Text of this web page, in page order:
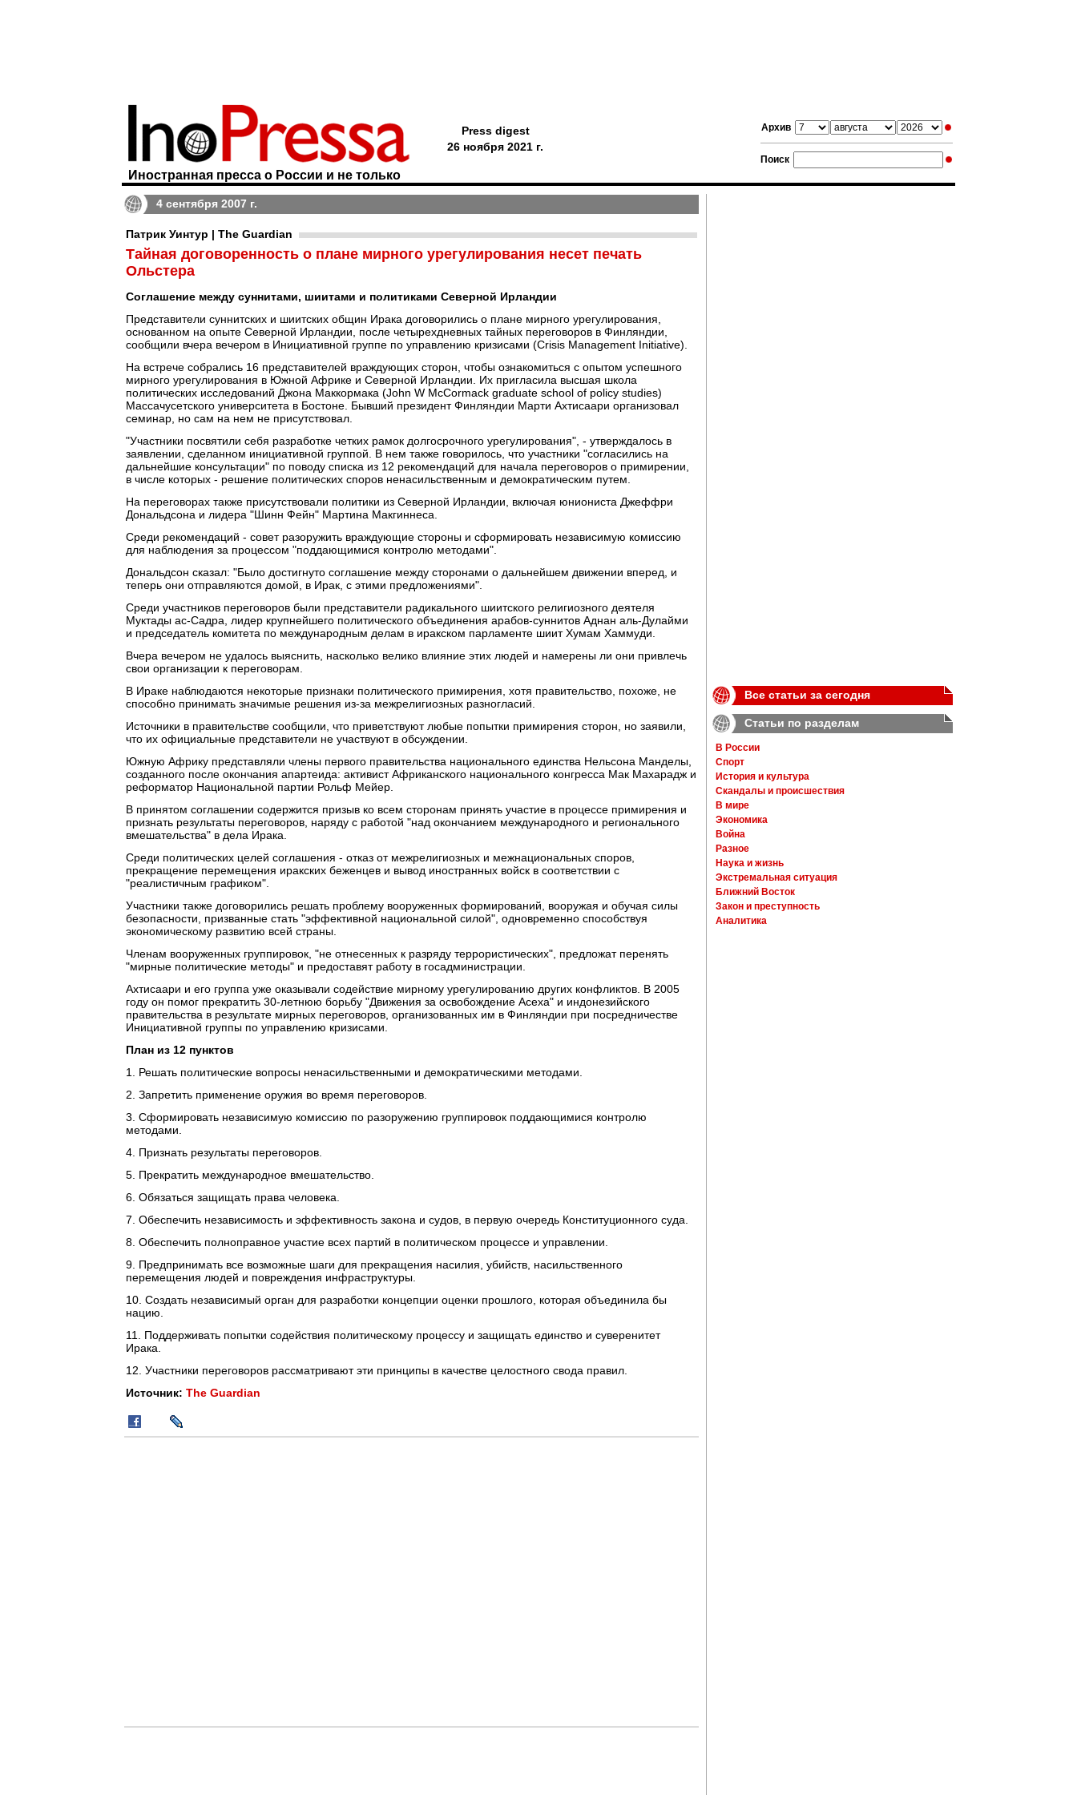
Архив
Поиск
Иностранная пресса о России и не только
Press digest
26 ноября 2021 г.
4 сентября 2007 г.
Патрик Уинтур | The Guardian
Тайная договоренность о плане мирного урегулирования несет печать
Ольстера
Соглашение между суннитами, шиитами и политиками Северной Ирландии
Представители суннитских и шиитских общин Ирака договорились о плане мирного урегулирования,
основанном на опыте Северной Ирландии, после четырехдневных тайных переговоров в Финляндии,
сообщили вчера вечером в Инициативной группе по управлению кризисами (Crisis Management Initiative).
На встрече собрались 16 представителей враждующих сторон, чтобы ознакомиться с опытом успешного
мирного урегулирования в Южной Африке и Северной Ирландии. Их пригласила высшая школа
политических исследований Джона Маккормака (John W McCormack graduate school of policy studies)
Массачусетского университета в Бостоне. Бывший президент Финляндии Марти Ахтисаари организовал
семинар, но сам на нем не присутствовал.
"Участники посвятили себя разработке четких рамок долгосрочного урегулирования", - утверждалось в
заявлении, сделанном инициативной группой. В нем также говорилось, что участники "согласились на
дальнейшие консультации" по поводу списка из 12 рекомендаций для начала переговоров о примирении,
в числе которых - решение политических споров ненасильственным и демократическим путем.
На переговорах также присутствовали политики из Северной Ирландии, включая юниониста Джеффри
Дональдсона и лидера "Шинн Фейн" Мартина Макгиннеса.
Среди рекомендаций - совет разоружить враждующие стороны и сформировать независимую комиссию
для наблюдения за процессом "поддающимися контролю методами".
Дональдсон сказал: "Было достигнуто соглашение между сторонами о дальнейшем движении вперед, и
теперь они отправляются домой, в Ирак, с этими предложениями".
Среди участников переговоров были представители радикального шиитского религиозного деятеля
Муктады ас-Садра, лидер крупнейшего политического объединения арабов-суннитов Аднан аль-Дулайми
и председатель комитета по международным делам в иракском парламенте шиит Хумам Хаммуди.
Вчера вечером не удалось выяснить, насколько велико влияние этих людей и намерены ли они привлечь
свои организации к переговорам.
В Ираке наблюдаются некоторые признаки политического примирения, хотя правительство, похоже, не
способно принимать значимые решения из-за межрелигиозных разногласий.
Источники в правительстве сообщили, что приветствуют любые попытки примирения сторон, но заявили,
что их официальные представители не участвуют в обсуждении.
Южную Африку представляли члены первого правительства национального единства Нельсона Манделы,
созданного после окончания апартеида: активист Африканского национального конгресса Мак Махарадж и
реформатор Национальной партии Рольф Мейер.
В принятом соглашении содержится призыв ко всем сторонам принять участие в процессе примирения и
признать результаты переговоров, наряду с работой "над окончанием международного и регионального
вмешательства" в дела Ирака.
Среди политических целей соглашения - отказ от межрелигиозных и межнациональных споров,
прекращение перемещения иракских беженцев и вывод иностранных войск в соответствии с
"реалистичным графиком".
Участники также договорились решать проблему вооруженных формирований, вооружая и обучая силы
безопасности, призванные стать "эффективной национальной силой", одновременно способствуя
экономическому развитию всей страны.
Членам вооруженных группировок, "не отнесенных к разряду террористических", предложат перенять
"мирные политические методы" и предоставят работу в госадминистрации.
Ахтисаари и его группа уже оказывали содействие мирному урегулированию других конфликтов. В 2005
году он помог прекратить 30-летнюю борьбу "Движения за освобождение Асеха" и индонезийского
правительства в результате мирных переговоров, организованных им в Финляндии при посредничестве
Инициативной группы по управлению кризисами.
План из 12 пунктов
1. Решать политические вопросы ненасильственными и демократическими методами.
2. Запретить применение оружия во время переговоров.
3. Сформировать независимую комиссию по разоружению группировок поддающимися контролю
методами.
4. Признать результаты переговоров.
5. Прекратить международное вмешательство.
6. Обязаться защищать права человека.
7. Обеспечить независимость и эффективность закона и судов, в первую очередь Конституционного суда.
8. Обеспечить полноправное участие всех партий в политическом процессе и управлении.
9. Предпринимать все возможные шаги для прекращения насилия, убийств, насильственного
перемещения людей и повреждения инфраструктуры.
10. Создать независимый орган для разработки концепции оценки прошлого, которая объединила бы
нацию.
11. Поддерживать попытки содействия политическому процессу и защищать единство и суверенитет
Ирака.
12. Участники переговоров рассматривают эти принципы в качестве целостного свода правил.
Источник: The Guardian
Все статьи за сегодня
Статьи по разделам
В России
Спорт
История и культура
Скандалы и происшествия
В мире
Экономика
Война
Разное
Наука и жизнь
Экстремальная ситуация
Ближний Восток
Закон и преступность
Аналитика